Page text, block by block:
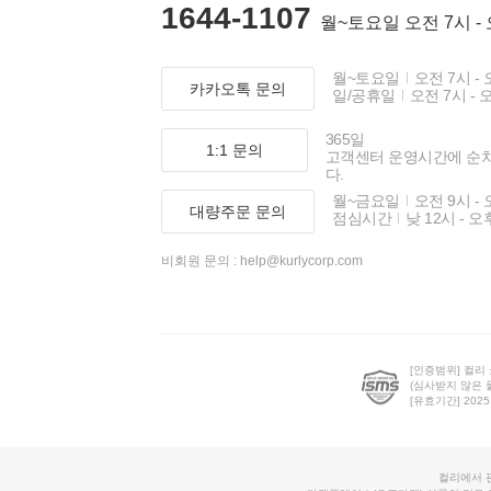
1644-1107 월~토요일 오전 7시 -
카카오톡 문의
월~토요일
오전 7시 -
일/공휴일
오전 7시 -
1:1 문의
365일
고객센터 운영시간에 순
다.
대량주문 문의
월~금요일
오전 9시 -
점심시간
낮 12시 - 오
비회원 문의 : help@kurlycorp.com
[인증범위] 컬리
(심사받지 않은
[유효기간]
컬리에서